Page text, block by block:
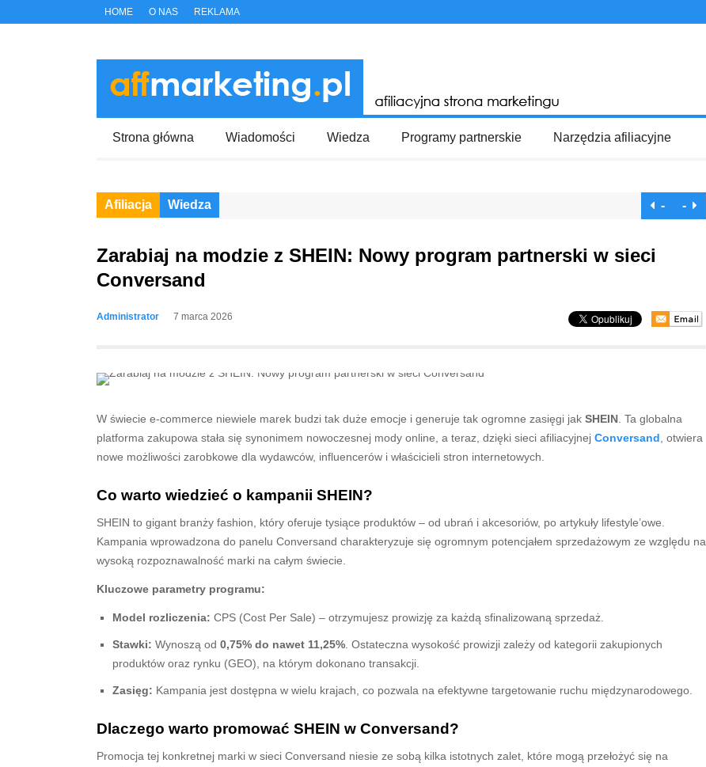
HOME O NAS REKLAMA
Strona główna Wiadomości Wiedza Programy partnerskie Narzędzia afiliacyjne
Afiliacja Wiedza - -
Zarabiaj na modzie z SHEIN: Nowy program partnerski w sieci
Conversand
Administrator 7 marca 2026
W świecie e-commerce niewiele marek budzi tak duże emocje i generuje tak ogromne zasięgi jak SHEIN . Ta globalna
platforma zakupowa stała się synonimem nowoczesnej mody online, a teraz, dzięki sieci afiliacyjnej Conversand , otwiera
nowe możliwości zarobkowe dla wydawców, influencerów i właścicieli stron internetowych.
Co warto wiedzieć o kampanii SHEIN?
SHEIN to gigant branży fashion, który oferuje tysiące produktów – od ubrań i akcesoriów, po artykuły lifestyle’owe.
Kampania wprowadzona do panelu Conversand charakteryzuje się ogromnym potencjałem sprzedażowym ze względu na
wysoką rozpoznawalność marki na całym świecie.
Kluczowe parametry programu:
Model rozliczenia: CPS (Cost Per Sale) – otrzymujesz prowizję za każdą sfinalizowaną sprzedaż.
Stawki: Wynoszą od 0,75% do nawet 11,25% . Ostateczna wysokość prowizji zależy od kategorii zakupionych
produktów oraz rynku (GEO), na którym dokonano transakcji.
Zasięg: Kampania jest dostępna w wielu krajach, co pozwala na efektywne targetowanie ruchu międzynarodowego.
Dlaczego warto promować SHEIN w Conversand?
Promocja tej konkretnej marki w sieci Conversand niesie ze sobą kilka istotnych zalet, które mogą przełożyć się na